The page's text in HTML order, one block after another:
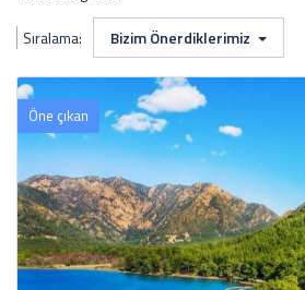
Sıralama:
Bizim Önerdiklerimiz
Öne çıkan